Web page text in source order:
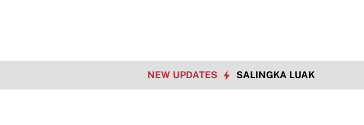
NEW UPDATES SALINGKA LUAK